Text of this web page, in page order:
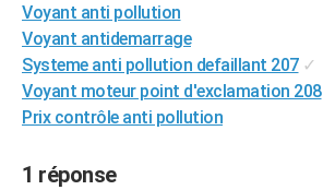
Alimentation
Guide de la santé
Maladies
Médicaments
Sommeil
VOYAGE
Destinations
City break
Voyage nature
Voyage de noces
Forum
Climat
+PHOTO
GUIDES D'ACHAT
BONS PLANS
Voyant anti pollution
Voyant antidemarrage
Systeme anti pollution defaillant 207 ✓
Voyant moteur point d'exclamation 208
Prix contrôle anti pollution
1 réponse